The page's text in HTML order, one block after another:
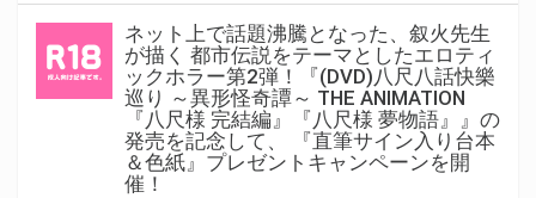
ネット上で話題沸騰となった、叙火先生
が描く 都市伝説をテーマとしたエロティ
ックホラー第2弾！『(DVD)八尺八話快樂
巡り ～異形怪奇譚～ THE ANIMATION
『八尺様 完結編』『八尺様 夢物語』』の
発売を記念して、 『直筆サイン入り台本
＆色紙』プレゼントキャンペーンを開
催！